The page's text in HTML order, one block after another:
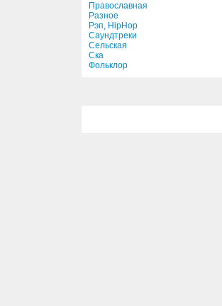
Православная
Разное
Рэп, HipHop
Саундтреки
Сельская
Ска
Фольклор